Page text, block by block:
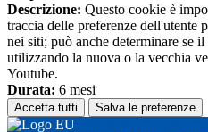
Descrizione: Questo cookie è
traccia delle preferenze dell'utente
nei siti; può anche determinare se
utilizzando la nuova o la vecchia
Youtube.
Durata: 6 mesi
Accetta tutti Salva le preferenze